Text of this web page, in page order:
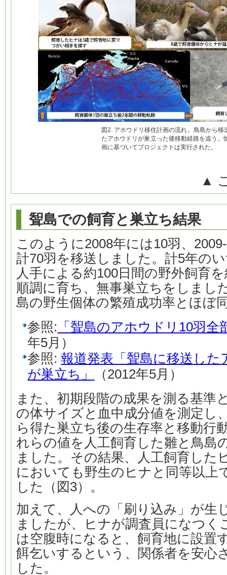
図2. アホウドリ移住計画の流れ。鳥島から移
たアホウドリが巣立った後移動経路を追う。
画に基づいてプロジェクトは実行された。
▲
聟島での飼育と巣立ち結果
このように2008年には10羽、
計70羽を移送しました。計5年の
人手による約100日間の野外飼育
順調に育ち、無事巣立ちをしまし
島の野生個体の繁殖成功率とほぼ
参照: 「聟島のアホウドリ10羽全
年5月）
参照:報道発表「聟島に移送し
が巣立ち」
（2012年5月）
また、初期段階の成果を測る基準
の体サイズと血中成分値を測定し
ら得た巣立ち後の生存率と移動行
れらの値を人工飼育した雛と鳥島
ました。その結果、人工飼育した
においても野生のヒナと同等以上
した（図3）。
加えて、人への「刷り込み」が生
ましたが、ヒナが調査員になつく
は空腹時になると、飼育地に設置
餌乞いするという、関係者を安心
した。